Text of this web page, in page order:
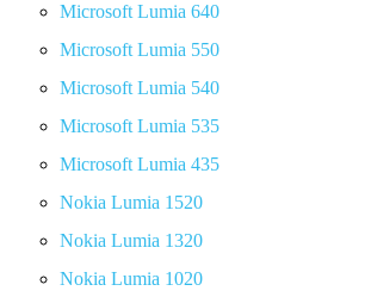
Microsoft Lumia 640
Microsoft Lumia 550
Microsoft Lumia 540
Microsoft Lumia 535
Microsoft Lumia 435
Nokia Lumia 1520
Nokia Lumia 1320
Nokia Lumia 1020